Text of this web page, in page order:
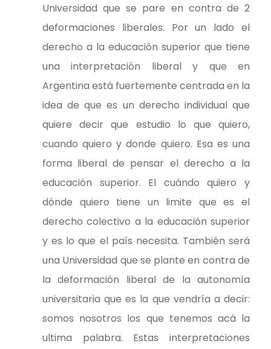
Universidad que se pare en contra de 2
deformaciones liberales. Por un lado el
derecho a la educación superior que tiene
una interpretación liberal y que en
Argentina está fuertemente centrada en la
idea de que es un derecho individual que
quiere decir que estudio lo que quiero,
cuando quiero y donde quiero. Esa es una
forma liberal de pensar el derecho a la
educación superior. El cuándo quiero y
dónde quiero tiene un limite que es el
derecho colectivo a la educación superior
y es lo que el país necesita. También será
una Universidad que se plante en contra de
la deformación liberal de la autonomía
universitaria que es la que vendría a decir:
somos nosotros los que tenemos acá la
ultima palabra. Estas interpretaciones